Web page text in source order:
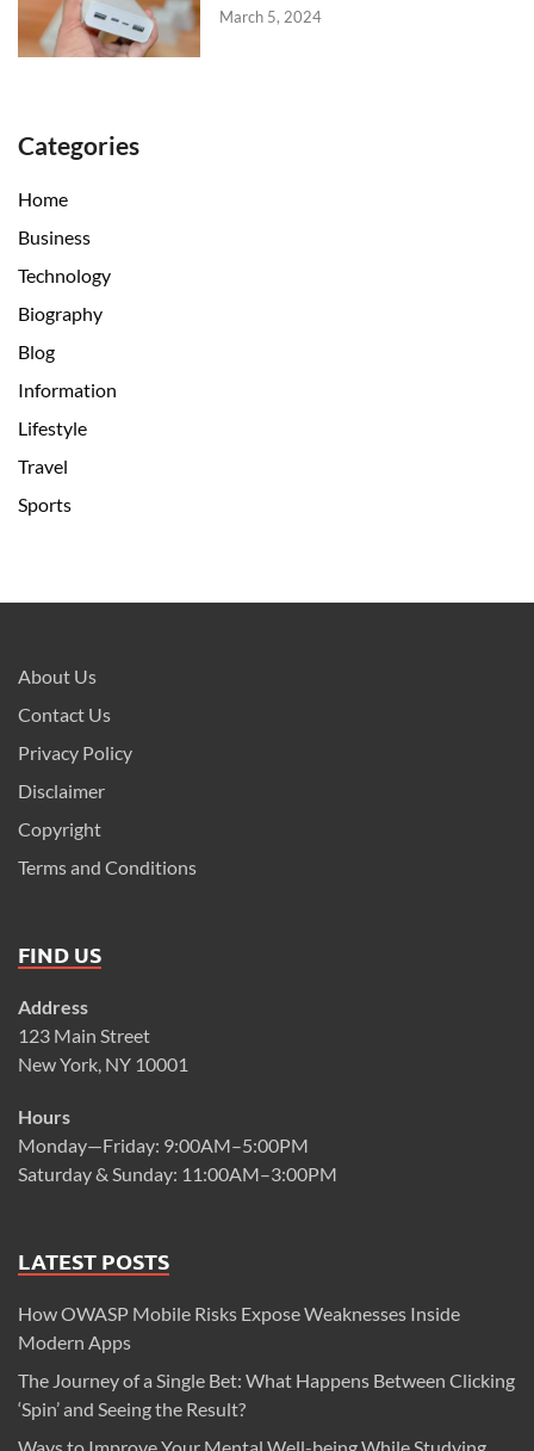
March 5, 2024
Categories
Home
Business
Technology
Biography
Blog
Information
Lifestyle
Travel
Sports
About Us
Contact Us
Privacy Policy
Disclaimer
Copyright
Terms and Conditions
FIND US
Address
123 Main Street
New York, NY 10001
Hours
Monday—Friday: 9:00AM–5:00PM
Saturday & Sunday: 11:00AM–3:00PM
LATEST POSTS
How OWASP Mobile Risks Expose Weaknesses Inside
Modern Apps
The Journey of a Single Bet: What Happens Between Clicking
‘Spin’ and Seeing the Result?